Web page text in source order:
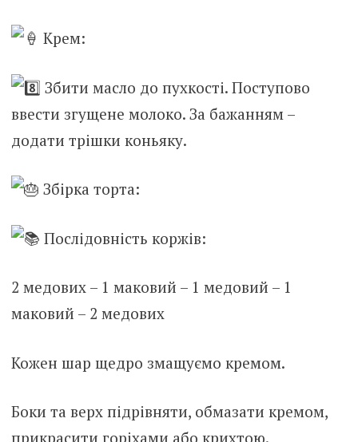
Крем:
Збити масло до пухкості. Поступово
ввести згущене молоко. За бажанням –
додати трішки коньяку.
Збірка торта:
Послідовність коржів:
2 медових – 1 маковий – 1 медовий – 1
маковий – 2 медових
Кожен шар щедро змащуємо кремом.
Боки та верх підрівняти, обмазати кремом,
прикрасити горіхами або крихтою.